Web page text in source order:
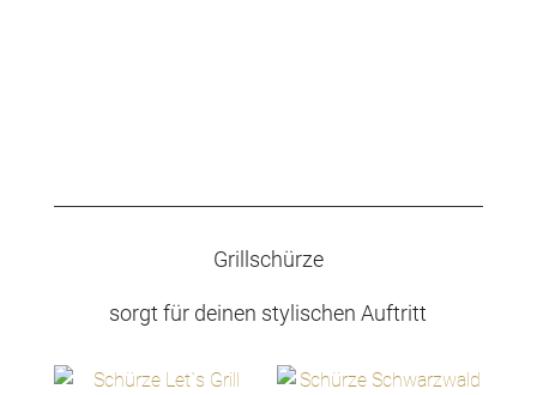
Grillschürze
sorgt für deinen stylischen Auftritt